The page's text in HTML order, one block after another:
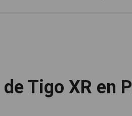
Tigo XR en